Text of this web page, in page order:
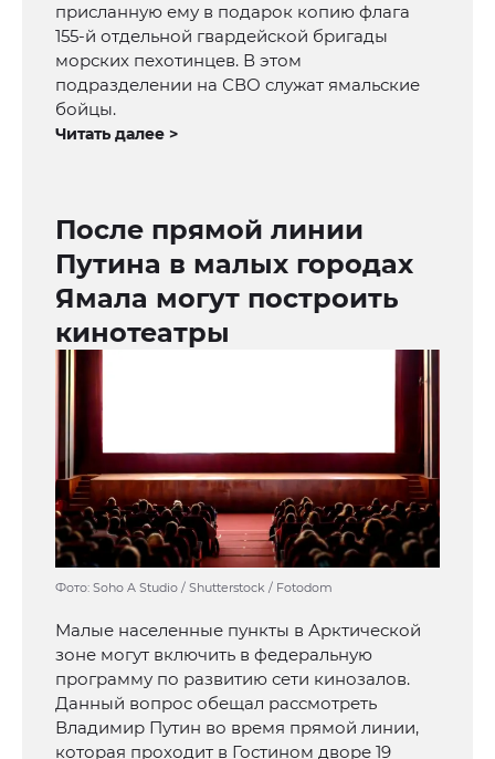
присланную ему в подарок копию флага
155-й отдельной гвардейской бригады
морских пехотинцев. В этом
подразделении на СВО служат ямальские
бойцы.
Читать далее >
После прямой линии
Путина в малых городах
Ямала могут построить
кинотеатры
Фото: Soho A Studio / Shutterstock / Fotodom
Малые населенные пункты в Арктической
зоне могут включить в федеральную
программу по развитию сети кинозалов.
Данный вопрос обещал рассмотреть
Владимир Путин во время прямой линии,
которая проходит в Гостином дворе 19